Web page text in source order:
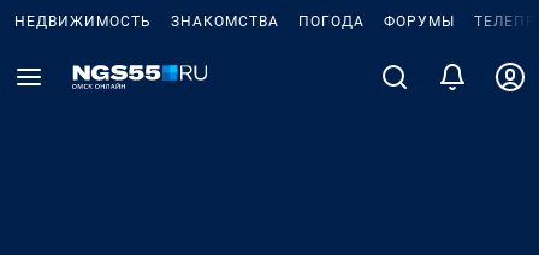
НЕДВИЖИМОСТЬ ЗНАКОМСТВА ПОГОДА ФОРУМЫ